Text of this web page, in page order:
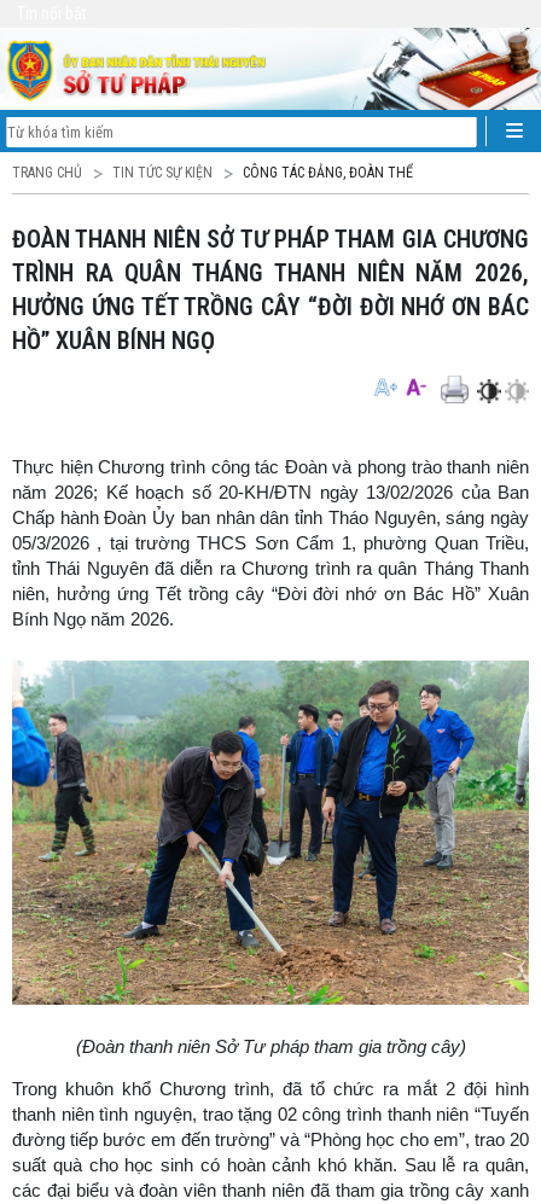
TRANG CHỦ TIN TỨC SỰ KIỆN CÔNG TÁC ĐẢNG, ĐOÀN THỂ
ĐOÀN THANH NIÊN SỞ TƯ PHÁP THAM GIA CHƯƠNG
TRÌNH RA QUÂN THÁNG THANH NIÊN NĂM 2026,
HƯỞNG ỨNG TẾT TRỒNG CÂY “ĐỜI ĐỜI NHỚ ƠN BÁC
HỒ” XUÂN BÍNH NGỌ
Thực hiện Chương trình công tác Đoàn và phong trào thanh niên
năm 2026; Kế hoạch số 20-KH/ĐTN ngày 13/02/2026 của Ban
Chấp hành Đoàn Ủy ban nhân dân tỉnh Tháo Nguyên, sáng ngày
05/3/2026 , tại trường THCS Sơn Cẩm 1, phường Quan Triều,
tỉnh Thái Nguyên đã diễn ra Chương trình ra quân Tháng Thanh
niên, hưởng ứng Tết trồng cây “Đời đời nhớ ơn Bác Hồ” Xuân
Bính Ngọ năm 2026.
(Đoàn thanh niên Sở Tư pháp tham gia trồng cây)
Trong khuôn khổ Chương trình, đã tổ chức ra mắt 2 đội hình
thanh niên tình nguyện, trao tặng 02 công trình thanh niên “Tuyến
đường tiếp bước em đến trường” và “Phòng học cho em”, trao 20
suất quà cho học sinh có hoàn cảnh khó khăn. Sau lễ ra quân,
các đại biểu và đoàn viên thanh niên đã tham gia trồng cây xanh